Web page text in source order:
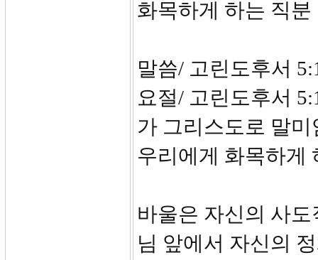
화목하게 하는 직분
말씀/ 고린도후서
요절/ 고린도후서
가 그리스도로 말
우리에게 화목하게
바울은 자신의 사
님 앞에서 자신의